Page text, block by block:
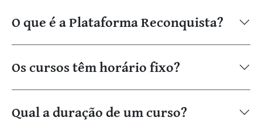
O que é a Plataforma Reconquista?
Os cursos têm horário fixo?
Qual a duração de um curso?